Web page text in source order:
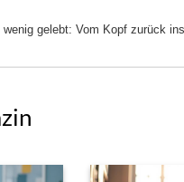
gelebt: Vom Kopf zurück